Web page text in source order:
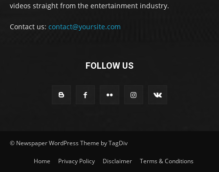
videos straight from the entertainment industry.
Contact us: contact@yoursite.com
FOLLOW US
© Newspaper WordPress Theme by TagDiv
Home Privacy Policy Disclaimer Terms & Conditions